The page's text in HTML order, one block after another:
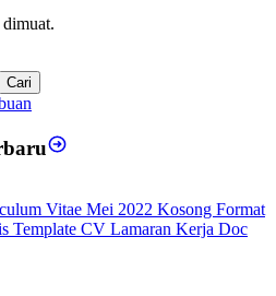
Cari
Vitae Mei 2022 Kosong Format
Template CV Lamaran Kerja Doc